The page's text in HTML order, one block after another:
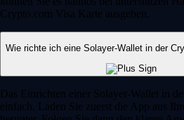
Crypto.com Visa Karte ausgeben.
Wie richte ich eine Solayer-Wallet in der
Das Einrichten einer Solayer-Wallet in
einfach. Laden Sie zuerst die App aus